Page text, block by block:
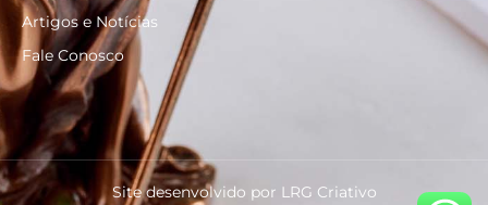
Artigos e Notícias
Fale Conosco
Site desenvolvido por LRG Criativo